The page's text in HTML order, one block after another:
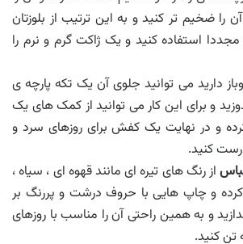
را ضخیم تر کنید و به این ترتیب از بلوزتان
استفاده کنید و یک ژاکت گرم و نرم را
دارید می توانید جلوی آن یک تکه پارچه ی
و برای این کار می توانید از کمک های یک
و در نهایت یک کفش برای روزهای سرد و
کنید.
از رنگ های تیره ای مانند قهوه ای ، سیاه ،
و چاپ هایی با حروف درشت و پررنگ بر
و به همین راحتی آن را مناسب با روزهای
تن کنید.